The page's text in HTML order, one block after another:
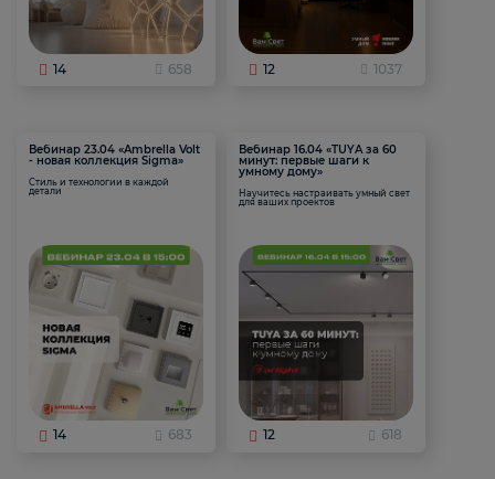
14 658 12 1037
Вебинар 23.04 «Ambrella Volt
- новая коллекция Sigma»
Стиль и технологии в каждой
детали
14 683
Вебинар 16.04 «TUYA за 60
минут: первые шаги к
умному дому»
Научитесь настраивать умный свет
для ваших проектов
12 618